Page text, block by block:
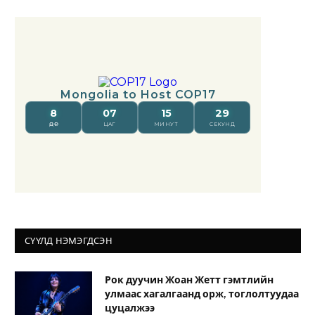
СҮҮЛД НЭМЭГДСЭН
Рок дуучин Жоан Жетт гэмтлийн
улмаас хагалгаанд орж, тоглолтуудаа
цуцалжээ